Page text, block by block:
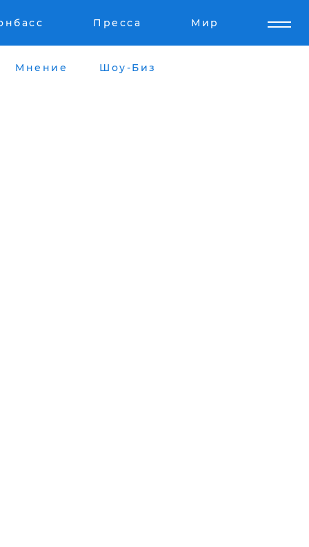
Пресса Мир
Мнение Шоу-Биз